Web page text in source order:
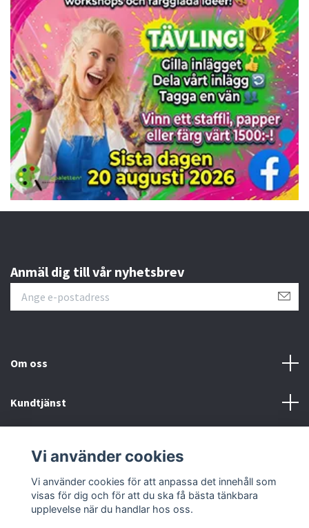
Anmäl dig till vår nyhetsbrev
Om oss
Kundtjänst
Sociala medier
Vi använder cookies
Vi använder cookies för att anpassa det innehåll som
visas för dig och för att du ska få bästa tänkbara
upplevelse när du handlar hos oss.